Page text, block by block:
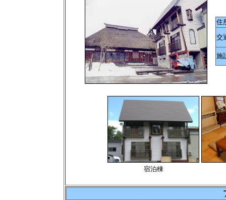
住
交
施
宿泊棟